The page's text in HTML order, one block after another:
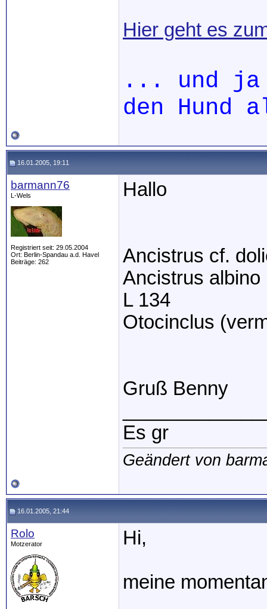
Hier geht es
... und ja
den Hund
16.01.2005, 19:11
barmann76
L-Wels
Registriert seit: 29.05.2004
Ort: Berlin-Spandau a.d. Havel
Beiträge: 262
Hallo
Ancistrus cf.
Ancistrus albino
L 134
Otocinclus
Gruß Benny
Es gr
Geändert von
16.01.2005, 21:44
Rolo
Motzerator Hi,
meine